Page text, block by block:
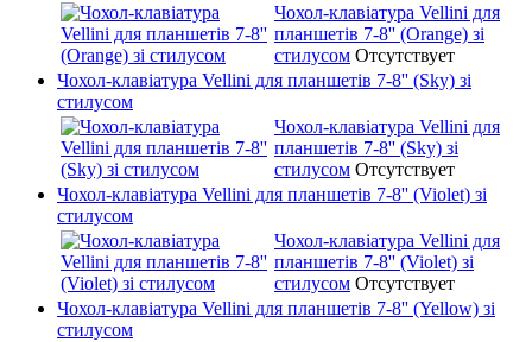
Чохол-клавіатура Vellini для
планшетів 7-8'' (Orange) зі
стилусом Отсутствует
Чохол-клавіатура Vellini для планшетів 7-8'' (Sky) зі
стилусом
Чохол-клавіатура Vellini для
планшетів 7-8'' (Sky) зі
стилусом Отсутствует
Чохол-клавіатура Vellini для планшетів 7-8'' (Violet) зі
стилусом
Чохол-клавіатура Vellini для
планшетів 7-8'' (Violet) зі
стилусом Отсутствует
Чохол-клавіатура Vellini для планшетів 7-8'' (Yellow) зі
стилусом